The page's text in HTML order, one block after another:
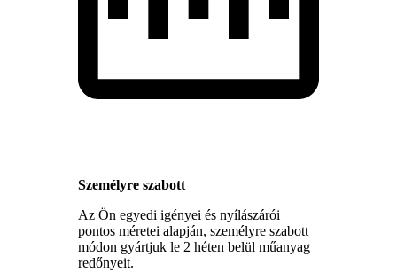
Személyre szabott
Az Ön egyedi igényei és nyílászárói
pontos méretei alapján, személyre szabott
módon gyártjuk le 2 héten belül műanyag
redőnyeit.